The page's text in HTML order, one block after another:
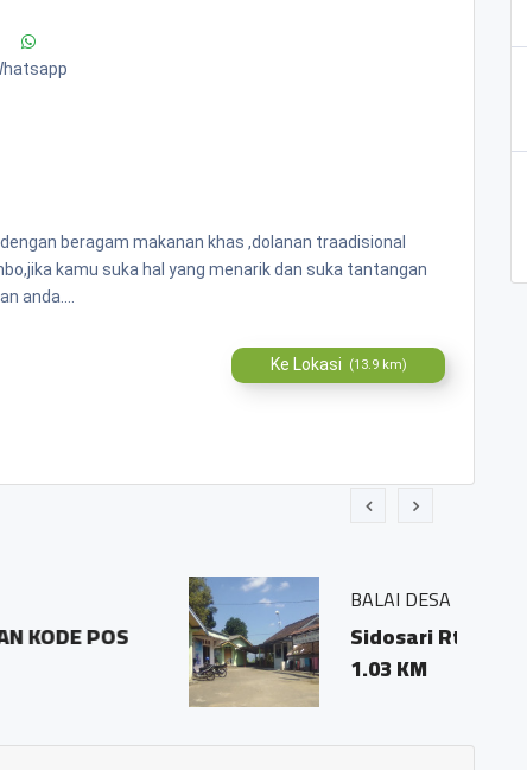
beragam makanan khas ,dolanan traadisional
kamu suka hal yang menarik dan suka tantangan
anda....
Ke Lokasi (13.9 km)
tempuran magelang.56161